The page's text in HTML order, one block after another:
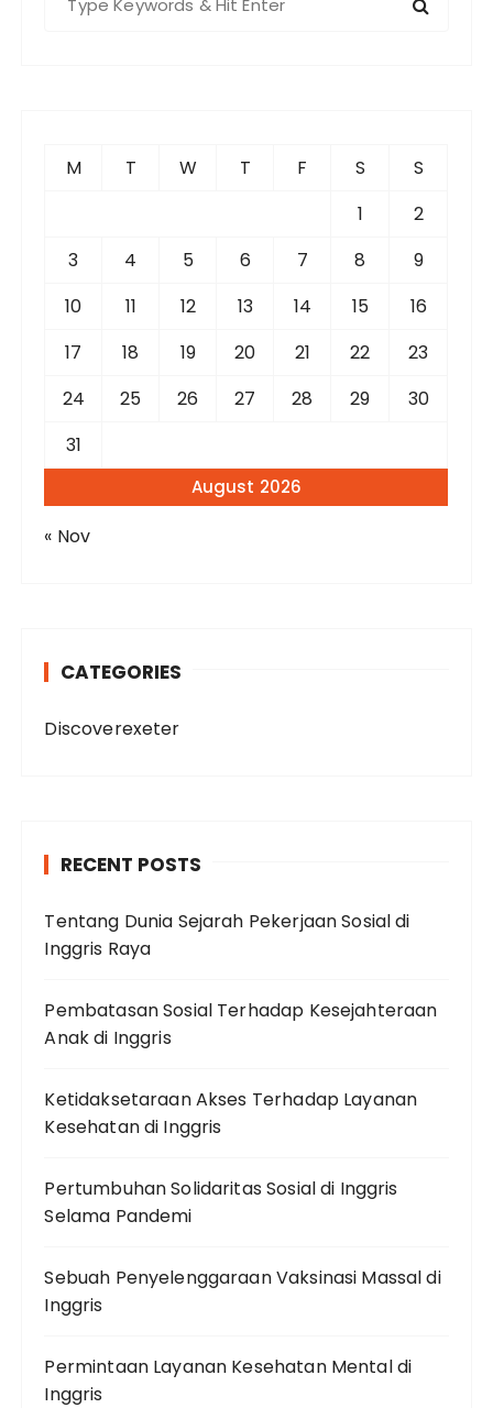
August 2026
M T W T F S
S
1
2
3
4 5 6 7 8
9
10
11 12 13 14 15
16
17
18 19 20 21 22
23
24
25 26 27 28 29
30
31
« Nov
CATEGORIES
Discoverexeter
RECENT POSTS
Tentang Dunia Sejarah Pekerjaan Sosial di
Inggris Raya
Pembatasan Sosial Terhadap Kesejahteraan
Anak di Inggris
Ketidaksetaraan Akses Terhadap Layanan
Kesehatan di Inggris
Pertumbuhan Solidaritas Sosial di Inggris
Selama Pandemi
Sebuah Penyelenggaraan Vaksinasi Massal di
Inggris
Permintaan Layanan Kesehatan Mental di
Inggris